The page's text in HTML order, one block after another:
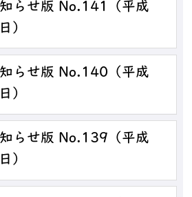
らせ版 No.141（平成
）
らせ版 No.140（平成
）
らせ版 No.139（平成
）